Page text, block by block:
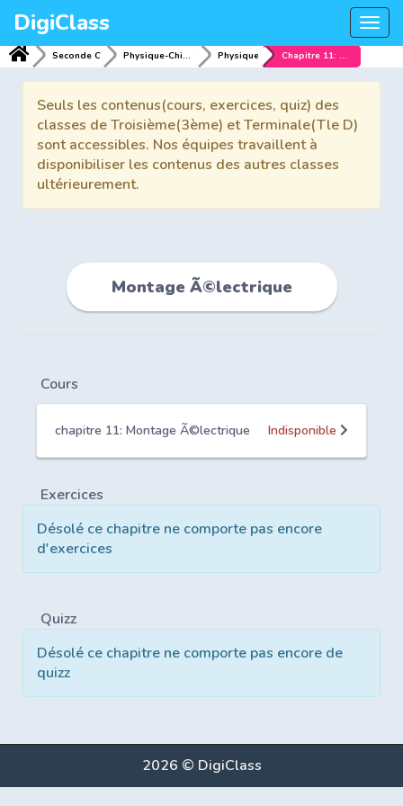
DigiClass
Seconde C Physique-Chimie Physique Chapitre 11: Montage Ã©lectrique
Seuls les contenus(cours, exercices, quiz) des
classes de Troisième(3ème) et Terminale(Tle D)
sont accessibles. Nos équipes travaillent à
disponibiliser les contenus des autres classes
ultérieurement.
Montage Ã©lectrique
Cours
chapitre 11: Montage Ã©lectrique Indisponible
Exercices
Désolé ce chapitre ne comporte pas encore
d'exercices
Quizz
Désolé ce chapitre ne comporte pas encore de
quizz
2026 © DigiClass